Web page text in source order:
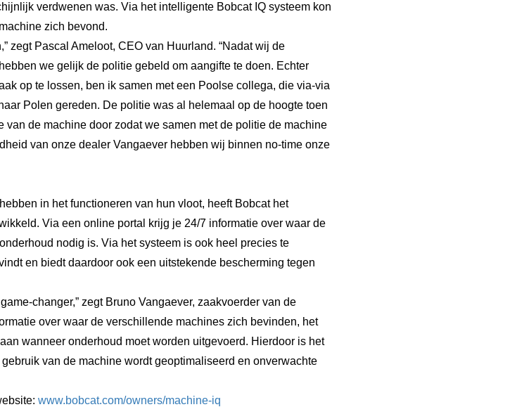
verdwenen was. Via het intelligente Bobcat IQ systeem kon
zich bevond.
zegt Pascal Ameloot, CEO van Huurland. “Nadat wij de
we gelijk de politie gebeld om aangifte te doen. Echter
op te lossen, ben ik samen met een Poolse collega, die via-via
Polen gereden. De politie was al helemaal op de hoogte toen
de machine door zodat we samen met de politie de machine
van onze dealer Vangaever hebben wij binnen no-time onze
in het functioneren van hun vloot, heeft Bobcat het
Via een online portal krijg je 24/7 informatie over waar de
nodig is. Via het systeem is ook heel precies te
en biedt daardoor ook een uitstekende bescherming tegen
changer,” zegt Bruno Vangaever, zaakvoerder van de
over waar de verschillende machines zich bevinden, het
wanneer onderhoud moet worden uitgevoerd. Hierdoor is het
van de machine wordt geoptimaliseerd en onverwachte
www.bobcat.com/owners/machine-iq